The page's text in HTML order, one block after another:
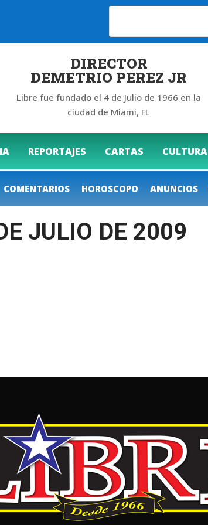
DIRECTOR
DEMETRIO PEREZ JR
Libre fue fundado el 4 de Julio de 1966 en la
ciudad de Miami, FL
REPORTAJES CARTAS CULTURA
COMENTARIOS HOROSCOPO ANUNCIOS
JULIO DE 2009